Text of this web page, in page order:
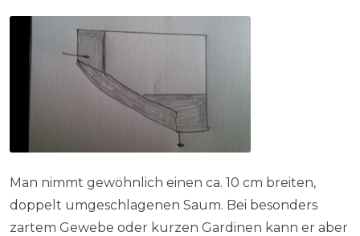
Man nimmt gewöhnlich einen ca. 10 cm breiten,
doppelt umgeschlagenen Saum. Bei besonders
zartem Gewebe oder kurzen Gardinen kann er aber